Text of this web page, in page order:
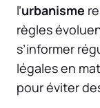
l’urbanisme
règles
s’informer
légales en
pour éviter